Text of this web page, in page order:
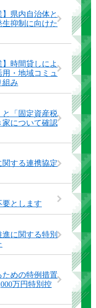
】県内自治体と
抑制に向けた
】時間貸しによ
・地域コミュ
組み
と「固定資産税
家について確認
する連携協定
とします
進に関する特別
めの特例措置
万円特別控